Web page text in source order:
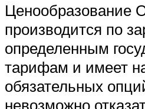
Ценообразование
производится по
определенным
тарифам и имеет
обязательных
невозможно